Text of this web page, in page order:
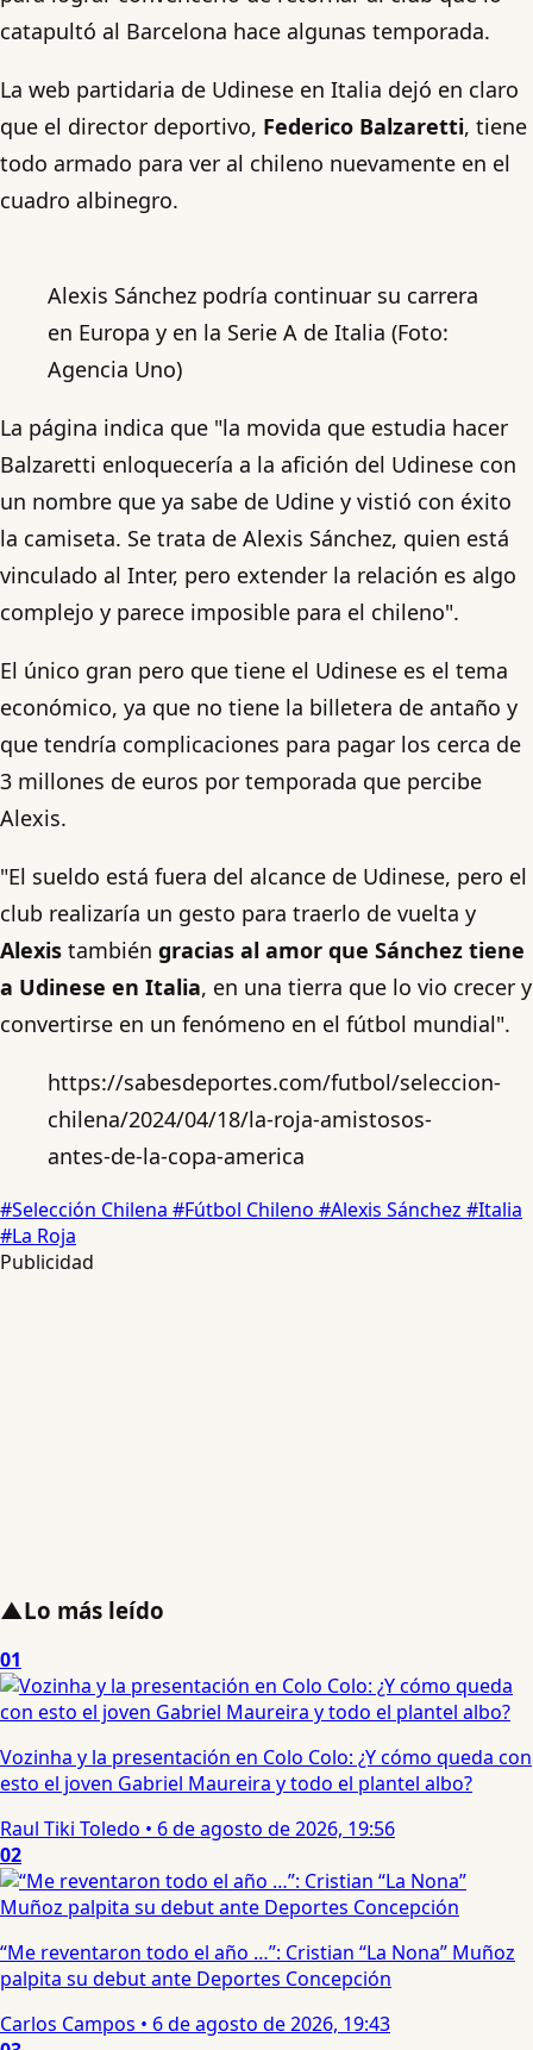
catapultó al Barcelona hace algunas temporada.
La web partidaria de Udinese en Italia dejó en claro
que el director deportivo, Federico Balzaretti, tiene
todo armado para ver al chileno nuevamente en el
cuadro albinegro.
Alexis Sánchez podría continuar su carrera
en Europa y en la Serie A de Italia (Foto:
Agencia Uno)
La página indica que "la movida que estudia hacer
Balzaretti enloquecería a la afición del Udinese con
un nombre que ya sabe de Udine y vistió con éxito
la camiseta. Se trata de Alexis Sánchez, quien está
vinculado al Inter, pero extender la relación es algo
complejo y parece imposible para el chileno".
El único gran pero que tiene el Udinese es el tema
económico, ya que no tiene la billetera de antaño y
que tendría complicaciones para pagar los cerca de
3 millones de euros por temporada que percibe
Alexis.
"El sueldo está fuera del alcance de Udinese, pero el
club realizaría un gesto para traerlo de vuelta y
Alexis también gracias al amor que Sánchez tiene
a Udinese en Italia, en una tierra que lo vio crecer y
convertirse en un fenómeno en el fútbol mundial".
https://sabesdeportes.com/futbol/seleccion-
chilena/2024/04/18/la-roja-amistosos-
antes-de-la-copa-america
#Selección Chilena #Fútbol Chileno #Alexis Sánchez #Italia
#La Roja
Publicidad
▲Lo más leído
01
Vozinha y la presentación en Colo Colo: ¿Y cómo queda con
esto el joven Gabriel Maureira y todo el plantel albo?
Raul Tiki Toledo • 6 de agosto de 2026, 19:56
02
“Me reventaron todo el año …”: Cristian “La Nona” Muñoz
palpita su debut ante Deportes Concepción
Carlos Campos • 6 de agosto de 2026, 19:43